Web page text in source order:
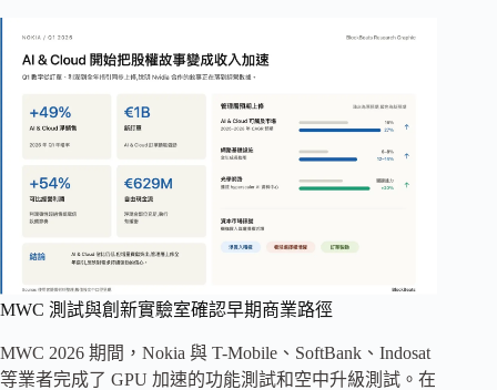
MWC 測試與創新實驗室確認早期商業路徑
MWC 2026 期間，Nokia 與 T-Mobile、SoftBank、Indosat
等業者完成了 GPU 加速的功能測試和空中升級測試。在